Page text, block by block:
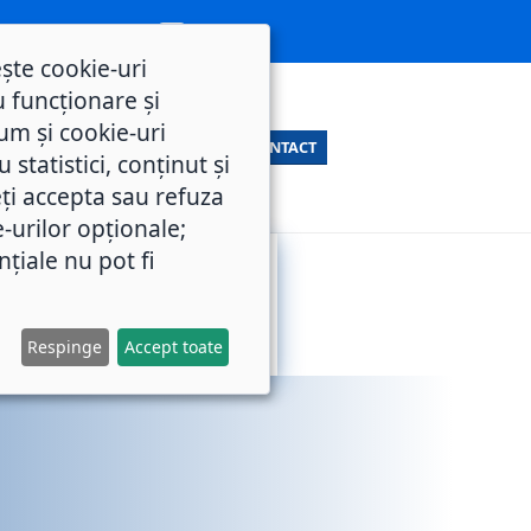
CONTACT
cookie-uri
funcționare și
și cookie-uri
statistici, conținut și
accepta sau refuza
urilor opționale;
nu pot fi
Respinge Accept toate